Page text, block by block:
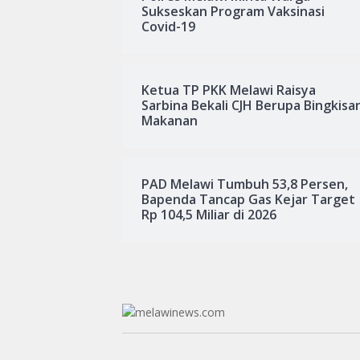
Sukseskan Program Vaksinasi
Covid-19
Ketua TP PKK Melawi Raisya
Sarbina Bekali CJH Berupa
Makanan
PAD Melawi Tumbuh 53,8 Persen,
Bapenda Tancap Gas Kejar Target
Rp 104,5 Miliar di 2026